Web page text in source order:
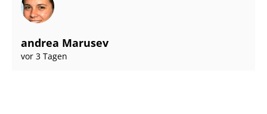
andrea Marusev
vor 3 Tagen